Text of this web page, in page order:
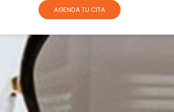
AGENDA TU CITA